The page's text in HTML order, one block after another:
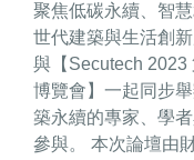
聚焦低碳永續、智
世代建築與生活創
與【Secutech 2023
博覽會】一起同步
築永續的專家、學
參與。 本次論壇由